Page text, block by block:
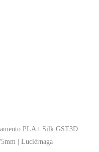
PLA+ Silk GST3D
| Luciérnaga